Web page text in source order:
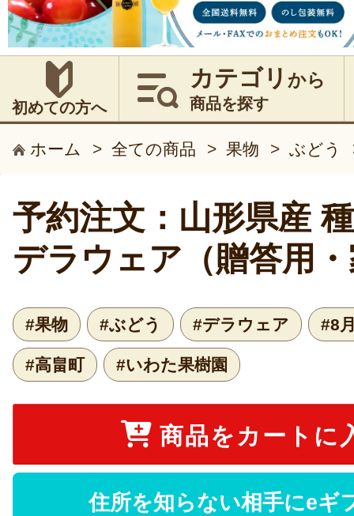
初めての方へ
カテゴリ から
商品を探す
ホーム > 全ての商品 > 果物 > ぶどう
予約注文：山形県産
デラウェア（贈答用
#果物 #ぶどう #デラウェア #8
#高畠町 #いわた果樹園
商品をカートに
住所を知らない相手にeギ